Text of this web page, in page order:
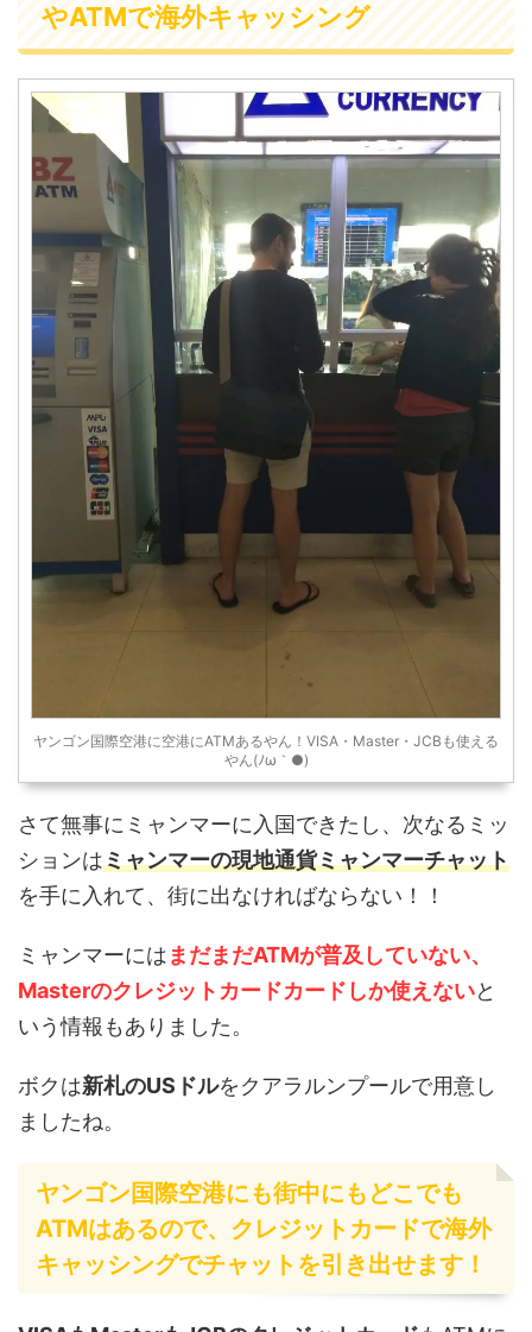
やATMで海外キャッシング
ヤンゴン国際空港に空港にATMあるやん！VISA・Master・JCBも使える
やん(ﾉω｀●)
さて無事にミャンマーに入国できたし、次なるミッ
ションはミャンマーの現地通貨ミャンマーチャット
を手に入れて、街に出なければならない！！
ミャンマーにはまだまだATMが普及していない、
Masterのクレジットカードカードしか使えないと
いう情報もありました。
ボクは新札のUSドルをクアラルンプールで用意し
ましたね。
ヤンゴン国際空港にも街中にもどこでも
ATMはあるので、クレジットカードで海外
キャッシングでチャットを引き出せます！